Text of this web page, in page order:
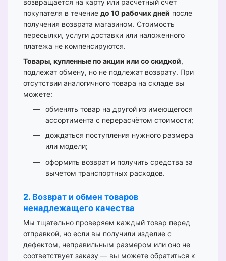
покупателя в течение до 10 рабочих дней после
получения возврата магазином. Стоимость
пересылки, услуги доставки или наложенного
платежа не компенсируются.
Товары, купленные по акции или со скидкой,
подлежат обмену, но не подлежат возврату. При
отсутствии аналогичного товара на складе вы
можете:
обменять товар на другой из имеющегося
ассортимента с перерасчётом стоимости;
дождаться поступления нужного размера
или модели;
оформить возврат и получить средства за
вычетом транспортных расходов.
2. Возврат и обмен товаров
ненадлежащего качества
Мы тщательно проверяем каждый товар перед
отправкой, но если вы получили изделие с
дефектом, неправильным размером или оно не
соответствует заказу — вы можете обратиться к